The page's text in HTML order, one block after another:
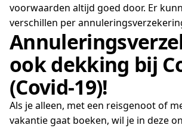
voorwaarden altijd goed door. Er
verschillen per
ook dekking bij
(Covid-19)!
Als je alleen, met een reisgenoot of
vakantie gaat boeken, wil je in deze